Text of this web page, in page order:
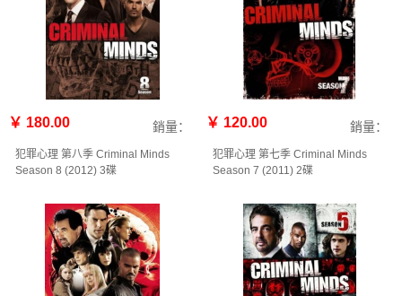
￥ 180.00 銷量：
犯罪心理 第八季 Criminal Minds
Season 8‎ (2012) 3碟
￥ 120.00 銷量：
犯罪心理 第七季 Criminal Minds
Season 7‎ (2011) 2碟